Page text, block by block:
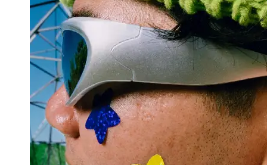
Contact
About
Us
Write
for Us